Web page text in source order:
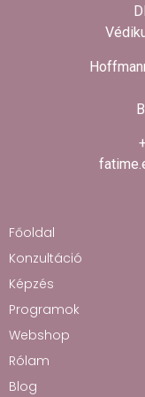
Főoldal
Konzultáció
Képzés
Programok
Webshop
Rólam
Blog